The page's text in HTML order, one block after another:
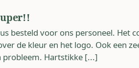
besteld voor ons personeel. Het
de kleur en het logo. Ook een
probleem. Hartstikke [...]